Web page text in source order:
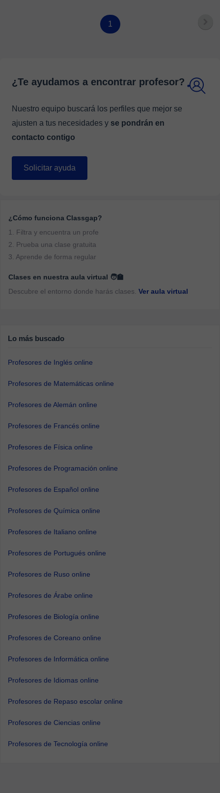
1
¿Te ayudamos a encontrar profesor?
Nuestro equipo buscará los perfiles que mejor se
ajusten a tus necesidades y se pondrán en
contacto contigo
Solicitar ayuda
¿Cómo funciona Classgap?
1. Filtra y encuentra un profe
2. Prueba una clase gratuita
3. Aprende de forma regular
Clases en nuestra aula virtual 🧑‍🏫
Descubre el entorno donde harás clases. Ver aula virtual
Lo más buscado
Profesores de Inglés online
Profesores de Matemáticas online
Profesores de Alemán online
Profesores de Francés online
Profesores de Física online
Profesores de Programación online
Profesores de Español online
Profesores de Química online
Profesores de Italiano online
Profesores de Portugués online
Profesores de Ruso online
Profesores de Árabe online
Profesores de Biología online
Profesores de Coreano online
Profesores de Informática online
Profesores de Idiomas online
Profesores de Repaso escolar online
Profesores de Ciencias online
Profesores de Tecnología online